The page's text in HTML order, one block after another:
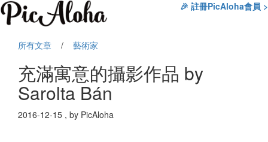
🎉 註冊PicAloha會員 >
所有文章 / 藝術家
充滿寓意的攝影作品 by
Sarolta Bán
2016-12-15 , by PicAloha